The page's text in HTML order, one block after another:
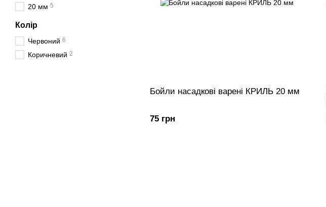
Бойли насадкові варені КРИЛЬ 20 мм
75 грн
20 мм 5
Колір
Червоний 6
Коричневий 2